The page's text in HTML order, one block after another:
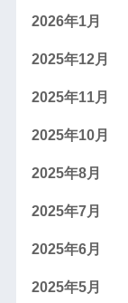
2026年1月
2025年12月
2025年11月
2025年10月
2025年8月
2025年7月
2025年6月
2025年5月